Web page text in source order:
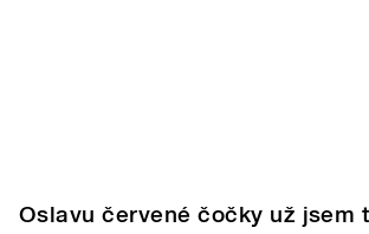
Oslavu červené čočky už jsem